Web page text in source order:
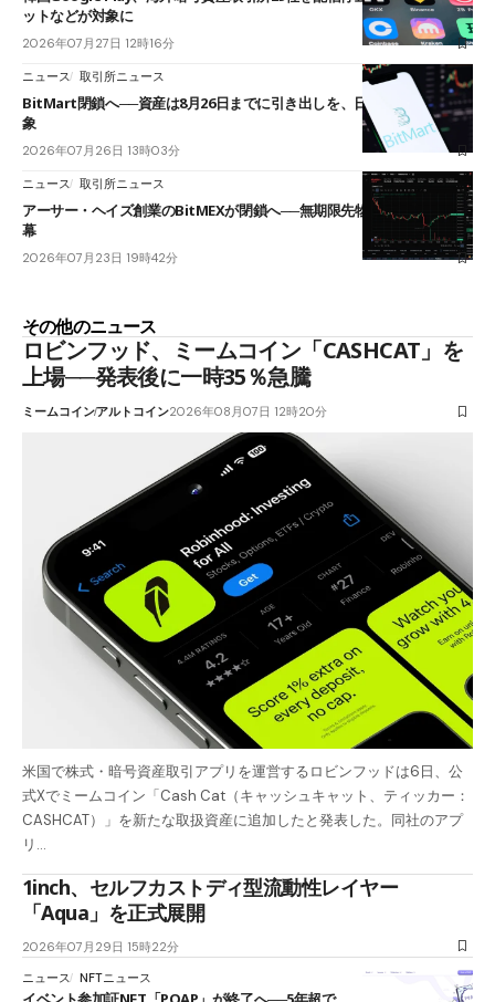
ットなどが対象に
2026年07月27日 12時16分
ニュース 取引所ニュース
BitMart閉鎖へ──資産は8月26日までに引き出しを、日本人利用者も対
象
2026年07月26日 13時03分
ニュース 取引所ニュース
アーサー・ヘイズ創業のBitMEXが閉鎖へ──無期限先物を生んだ11年に
幕
2026年07月23日 19時42分
その他のニュース
ロビンフッド、ミームコイン「CASHCAT」を
上場──発表後に一時35％急騰
ミームコインアルトコイン2026年08月07日 12時20分
米国で株式・暗号資産取引アプリを運営するロビンフッドは6日、公
式Xでミームコイン「Cash Cat（キャッシュキャット、ティッカー：
CASHCAT）」を新たな取扱資産に追加したと発表した。同社のアプ
リ…
1inch、セルフカストディ型流動性レイヤー
「Aqua」を正式展開
2026年07月29日 15時22分
ニュース NFTニュース